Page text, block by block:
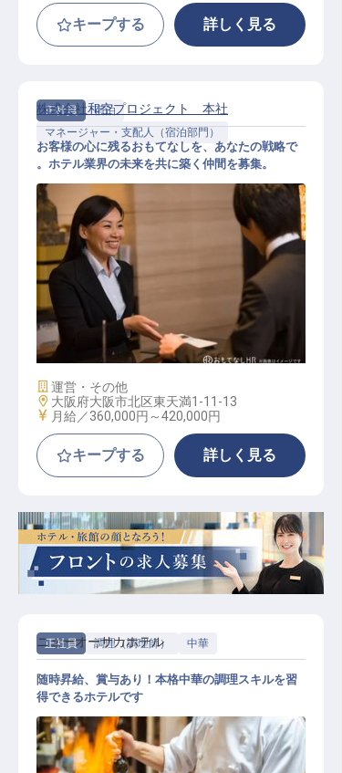
キープする 詳しく見る
正社員
宿泊
マネージャー・支配人（宿泊部門）
レベニューマネージャー
株式会社和空プロジェクト 本社
お客様の心に残るおもてなしを、あなたの戦略で
。ホテル業界の未来を共に築く仲間を募集。
施設業態
運営・その他
勤務地
大阪府大阪市北区東天満1-11-13
給与
月給／360,000円～420,000円
キープする 詳しく見る
正社員 調理（調理師） 中華
ニューオーサカホテル
随時昇給、賞与あり！本格中華の調理スキルを習
得できるホテルです